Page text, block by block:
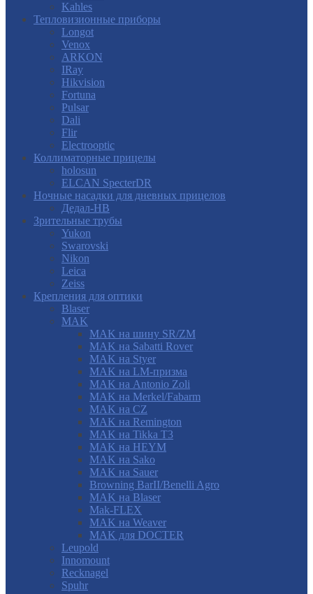
Kahles
Тепловизионные приборы
Longot
Venox
ARKON
IRay
Hikvision
Fortuna
Pulsar
Dali
Flir
Electrooptic
Коллиматорные прицелы
holosun
ELCAN SpecterDR
Ночные насадки для дневных прицелов
Дедал-НВ
Зрительные трубы
Yukon
Swarovski
Nikon
Leica
Zeiss
Крепления для оптики
Blaser
MAK
MAK на шину SR/ZM
MAK на Sabatti Rover
MAK на Styer
MAK на LM-призма
MAK на Antonio Zoli
MAK на Merkel/Fabarm
MAK на CZ
MAK на Remington
MAK на Tikka T3
MAK на HEYM
MAK на Sako
MAK на Sauer
Browning BarII/Benelli Agro
MAK на Blaser
Mak-FLEX
MAK на Weaver
MAK для DOCTER
Leupold
Innomount
Recknagel
Spuhr